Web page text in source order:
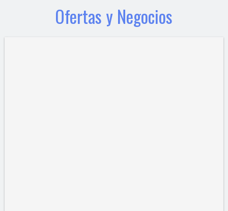
Ofertas y Negocios